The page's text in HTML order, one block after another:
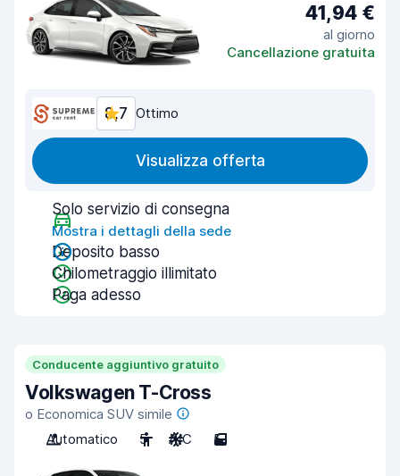
41,94 €
al giorno
Cancellazione gratuita
8,7 Ottimo
Visualizza offerta
Solo servizio di consegna
Mostra i dettagli della sede
Deposito basso
Chilometraggio illimitato
Paga adesso
Conducente aggiuntivo gratuito
Volkswagen T-Cross
o Economica SUV simile
Automatico
5 A/C 5